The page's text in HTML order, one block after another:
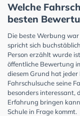
Welche
besten
Die beste Werbung
spricht sich
Person erzählt wurde
öffentliche Bewertung
diesem Grund hat
Fahrschulsuche seine
besonders interessant,
Erfahrung bringen
Schule in Frage kommt.